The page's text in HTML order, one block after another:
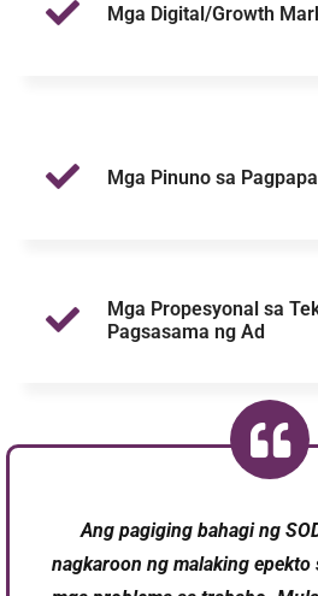
Mga Digital/Growth
Mga Pinuno sa
Mga Propesyonal sa
Pagsasama ng Ad
Ang pagiging bahagi ng
nagkaroon ng malaking epekto